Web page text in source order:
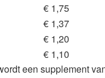
€ 1,75
€ 1,37
€ 1,20
€ 1,10
een supplement